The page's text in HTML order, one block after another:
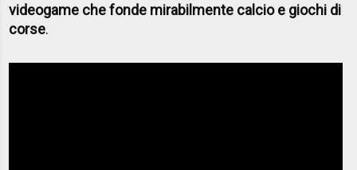
videogame che fonde mirabilmente calcio e giochi di
corse.